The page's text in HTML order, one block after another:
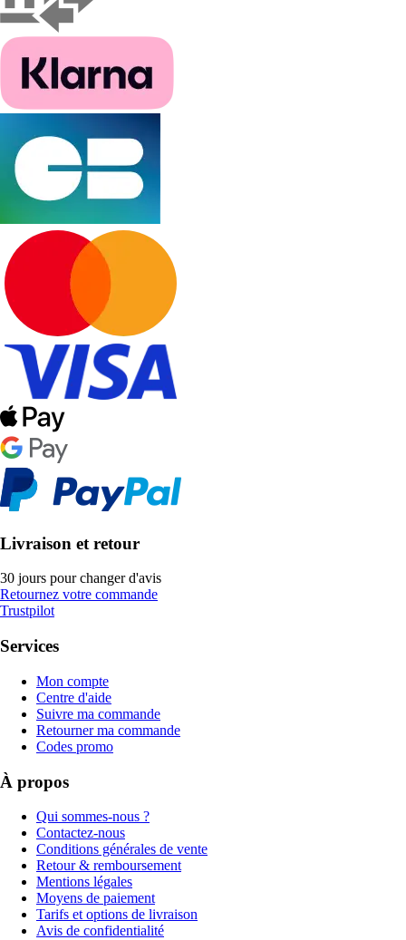
Livraison et retour
30 jours pour changer d'avis
Retournez votre commande
Trustpilot
Services
Mon compte
Centre d'aide
Suivre ma commande
Retourner ma commande
Codes promo
À propos
Qui sommes-nous ?
Contactez-nous
Conditions générales de vente
Retour & remboursement
Mentions légales
Moyens de paiement
Tarifs et options de livraison
Avis de confidentialité